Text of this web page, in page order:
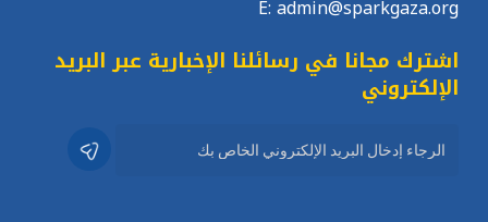
E: admin@sparkgaza.org
اشترك مجانا في رسائلنا الإخبارية عبر البريد
الإلكتروني